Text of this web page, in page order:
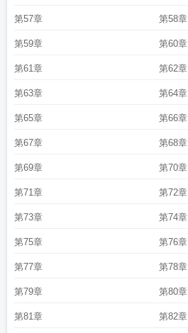
第57章 第58章
第59章 第60章
第61章 第62章
第63章 第64章
第65章 第66章
第67章 第68章
第69章 第70章
第71章 第72章
第73章 第74章
第75章 第76章
第77章 第78章
第79章 第80章
第81章 第82章